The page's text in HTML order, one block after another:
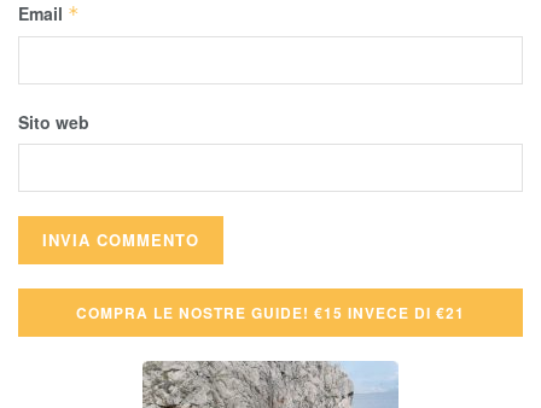
Email *
Sito web
COMPRA LE NOSTRE GUIDE! €15 INVECE DI €21